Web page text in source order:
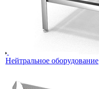
Нейтральное оборудование